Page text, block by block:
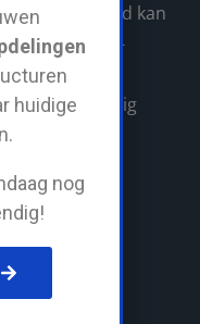
gerealiseerd kan
is CCL-
in
alles vakkundig
huidige
nog